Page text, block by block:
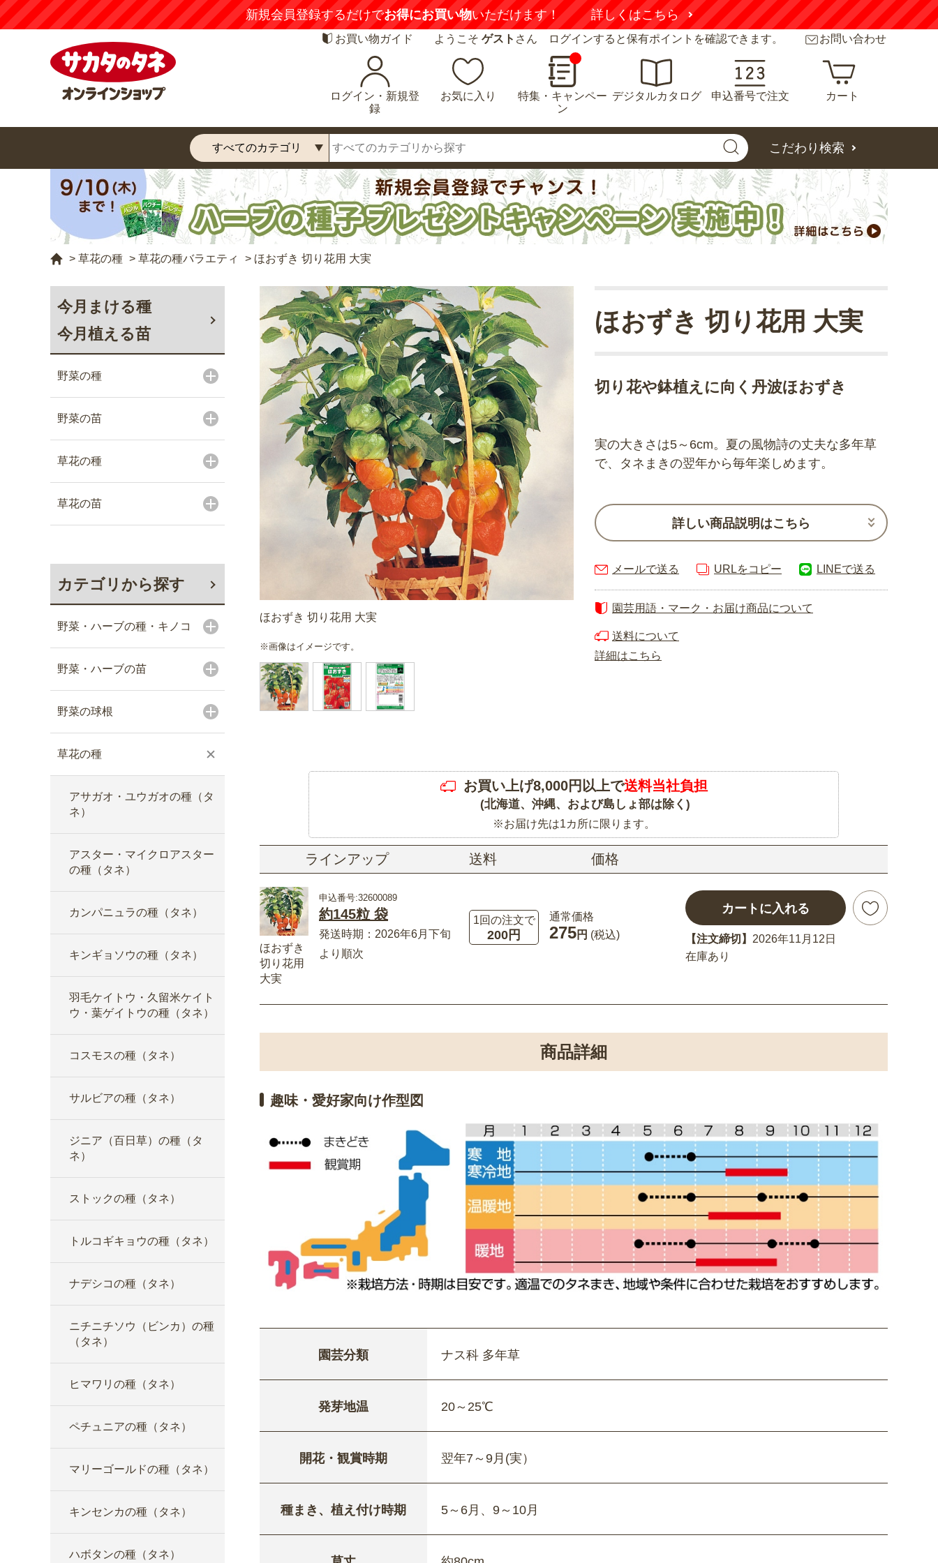
新規会員登録するだけでお得にお買い物いただけます！ 詳しくはこちら
お買い物ガイド ようこそ ゲスト さん ログインすると保有ポイントを確認できます。 お問い合わせ
ログイン・新規登
録
お気に入り
特集・キャンペー
ン
デジタルカタログ 申込番号で注文 カート
こだわり検索
> 草花の種 > 草花の種バラエティ > ほおずき 切り花用 大実
今月まける種
今月植える苗
野菜の種
野菜の苗
草花の種
草花の苗
カテゴリから探す
野菜・ハーブの種・キノコ
野菜・ハーブの苗
野菜の球根
草花の種
アサガオ・ユウガオの種（タ
ネ）
アスター・マイクロアスター
の種（タネ）
カンパニュラの種（タネ）
キンギョソウの種（タネ）
羽毛ケイトウ・久留米ケイト
ウ・葉ゲイトウの種（タネ）
コスモスの種（タネ）
サルビアの種（タネ）
ジニア（百日草）の種（タ
ネ）
ストックの種（タネ）
トルコギキョウの種（タネ）
ナデシコの種（タネ）
ニチニチソウ（ビンカ）の種
（タネ）
ヒマワリの種（タネ）
ペチュニアの種（タネ）
マリーゴールドの種（タネ）
キンセンカの種（タネ）
ハボタンの種（タネ）
ほおずき 切り花用 大実
※画像はイメージです。
切り花や鉢植えに向く丹波ほおずき
ほおずき 切り花用 大実
実の大きさは5～6cm。夏の風物詩の丈夫な多年草
で、タネまきの翌年から毎年楽しめます。
詳細はこちら
詳しい商品説明はこちら
メールで送る URLをコピー LINEで送る
園芸用語・マーク・お届け商品について
送料について
お買い上げ8,000円以上で送料当社負担
(北海道、沖縄、および島しょ部は除く)
※お届け先は1カ所に限ります。
ラインアップ 送料 価格
ほおずき
切り花用
大実
申込番号:32600089
約145粒 袋
発送時期：2026年6月下旬
より順次
1回の注文で
200円
通常価格
275円 (税込)
カートに入れる
【注文締切】 2026年11月12日
在庫あり
商品詳細
趣味・愛好家向け作型図
園芸分類 ナス科 多年草
発芽地温 20～25℃
開花・観賞時期 翌年7～9月(実）
種まき、植え付け時期 5～6月、9～10月